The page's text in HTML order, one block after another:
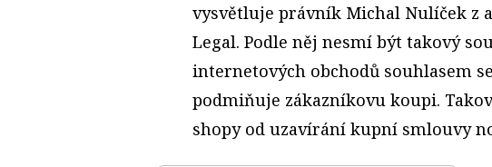
vysvětluje právník Michal Nulíček z
Legal. Podle něj nesmí být takový
internetových obchodů souhlasem
podmiňuje zákazníkovu koupi.
shopy od uzavírání kupní smlouvy